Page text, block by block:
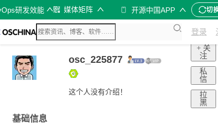
研发效能 媒体矩阵 开源中国APP 切
登录
osc_225877
这个人没有介绍！
+ 关
注
私
信
拉
黑
基础信息